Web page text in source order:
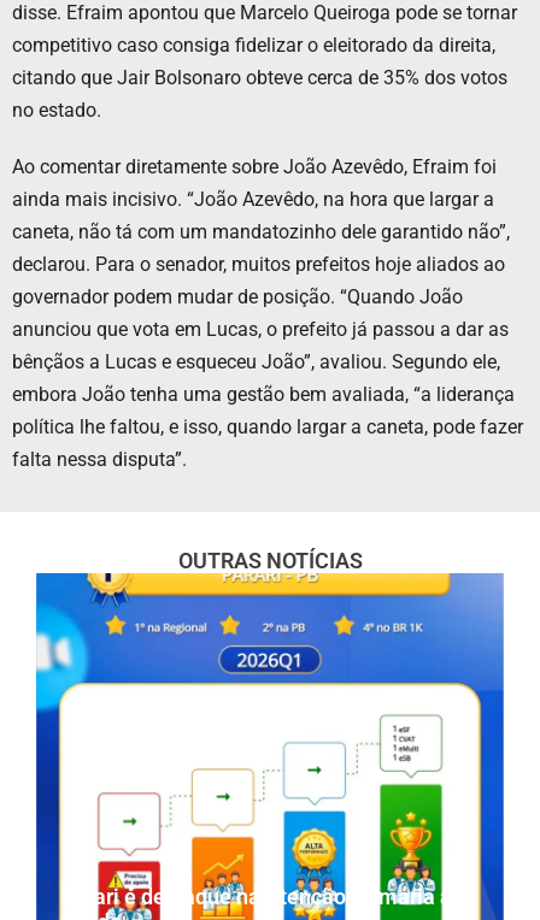
disse. Efraim apontou que Marcelo Queiroga pode se tornar
competitivo caso consiga fidelizar o eleitorado da direita,
citando que Jair Bolsonaro obteve cerca de 35% dos votos
no estado.
Ao comentar diretamente sobre João Azevêdo, Efraim foi
ainda mais incisivo. “João Azevêdo, na hora que largar a
caneta, não tá com um mandatozinho dele garantido não”,
declarou. Para o senador, muitos prefeitos hoje aliados ao
governador podem mudar de posição. “Quando João
anunciou que vota em Lucas, o prefeito já passou a dar as
bênçãos a Lucas e esqueceu João”, avaliou. Segundo ele,
embora João tenha uma gestão bem avaliada, “a liderança
política lhe faltou, e isso, quando largar a caneta, pode fazer
falta nessa disputa”.
OUTRAS NOTÍCIAS
Parari é destaque na Atenção Primária à